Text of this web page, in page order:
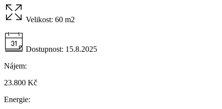
Velikost: 60 m2
Dostupnost: 15.8.2025
Nájem:
23.800 Kč
Energie: